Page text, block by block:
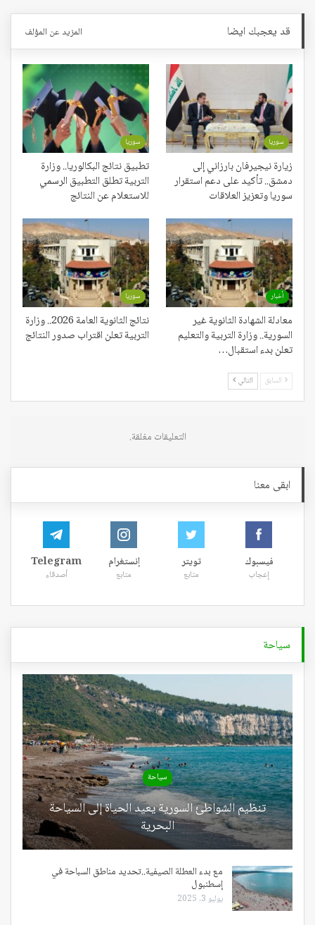
قد يعجبك ايضا المزيد عن المؤلف
سوريا
زيارة نيجيرفان بارزاني إلى
دمشق.. تأكيد على دعم استقرار
سوريا وتعزيز العلاقات
سوريا
تطبيق نتائج البكالوريا.. وزارة
التربية تطلق التطبيق الرسمي
للاستعلام عن النتائج
أخبار
معادلة الشهادة الثانوية غير
السورية.. وزارة التربية والتعليم
تعلن بدء استقبال…
سوريا
نتائج الثانوية العامة 2026.. وزارة
التربية تعلن اقتراب صدور النتائج
السابق التالي
التعليقات مغلقة.
ابقى معنا
فيسبوك
إعجاب
تويتر
متابع
إنستغرام
متابع
Telegram
أصدقاء
سياحة
سياحة
تنظيم الشواطئ السورية يعيد الحياة إلى السياحة
البحرية
مع بدء العطلة الصيفية..تحديد مناطق السباحة في
إسطنبول
يوليو 3, 2025